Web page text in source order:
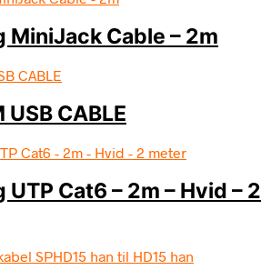
MiniJack Cable – 2m
USB CABLE
UTP Cat6 – 2m – Hvid – 2